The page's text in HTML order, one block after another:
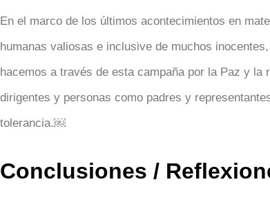
En el marco de los últimos acontecimientos en
humanas valiosas e inclusive de muchos
hacemos a través de esta campaña por la Paz y
dirigentes y personas como padres y
tolerancia.￼
Conclusiones /